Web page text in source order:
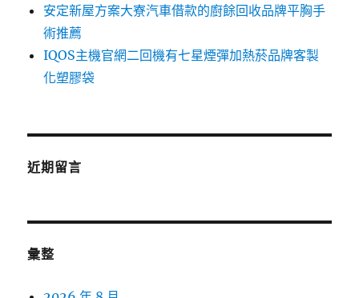
安定新屋方案大寮汽車借款的廚餘回收品牌平胸手
術推薦
IQOS主機官網二回機有七星煙彈加熱菸品牌客製
化塑膠袋
近期留言
彙整